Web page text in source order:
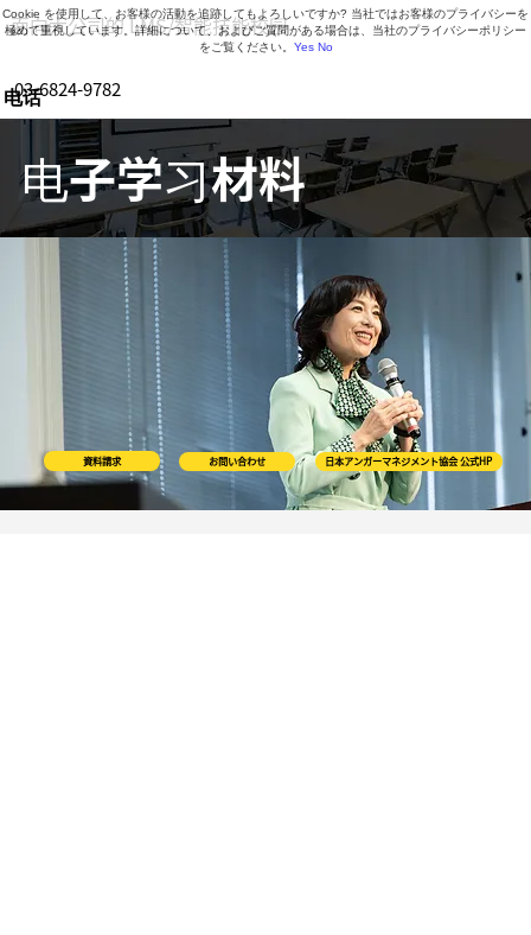
营业时间 9:30-18:30（周一至周五）
电话
03-6824-9782
面向大公司的 LMS/智能技能校园
电子学习材料
資料請求 お問い合わせ 日本アンガーマネジメント協会 公式HP
Cookie を使用して、お客様の活動を追跡してもよろしいですか? 当社ではお客様のプライバシーを
極めて重視しています。詳細について、およびご質問がある場合は、当社のプライバシーポリシー
をご覧ください。 Yes No